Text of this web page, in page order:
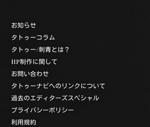
お知らせ
タトゥーコラム
タトゥー/刺青とは？
HP制作に関して
お問い合わせ
タトゥーナビへのリンクについて
過去のエディターズスペシャル
プライバシーポリシー
利用規約